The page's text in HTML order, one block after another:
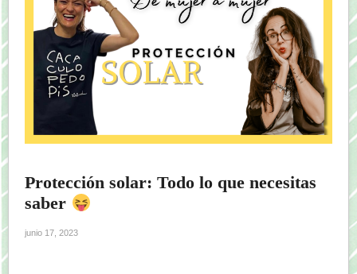
Protección solar: Todo lo que necesitas
saber
junio 17, 2023